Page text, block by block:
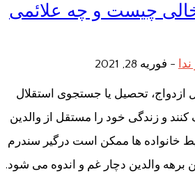
چیست و چه علائمی
- فوریه 28, 2021
ازدواج، تحصیل یا جستجوی استقلال
و زندگی خود را مستقل از والدین
خانواده ها ممکن است درگیر سندرم
برهه والدین دچار غم و اندوه می شود.